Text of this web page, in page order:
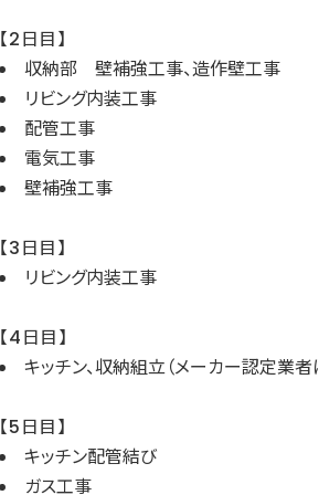
【2日目】
収納部 壁補強工事、造作壁工事
リビング内装工事
配管工事
電気工事
壁補強工事
【3日目】
リビング内装工事
【4日目】
キッチン、収納組立（メーカー認定業者
【5日目】
キッチン配管結び
ガス工事